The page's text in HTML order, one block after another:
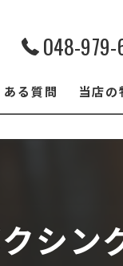
048-
ある質問 当店の
ボクシ
フィッ
シン